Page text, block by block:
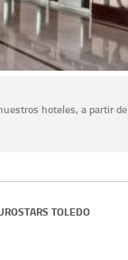
hoteles, a partir de
TOLEDO